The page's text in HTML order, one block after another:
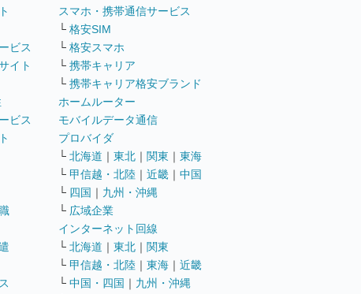
ビス
イト
ビス
スマホ・携帯通信サービス
└ 格安SIM
└ 格安スマホ
└ 携帯キャリア
└ 携帯キャリア格安ブランド
ホームルーター
モバイルデータ通信
プロバイダ
└ 北海道 ｜ 東北 ｜ 関東 ｜ 東海
└ 甲信越・北陸 ｜ 近畿 ｜ 中国
└ 四国 ｜ 九州・沖縄
└ 広域企業
インターネット回線
└ 北海道 ｜ 東北 ｜ 関東
└ 甲信越・北陸 ｜ 東海 ｜ 近畿
└ 中国・四国 ｜ 九州・沖縄